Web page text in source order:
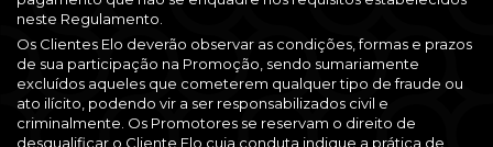
neste Regulamento.
Os Clientes Elo deverão observar as condições, formas e prazos
de sua participação na Promoção, sendo sumariamente
excluídos aqueles que cometerem qualquer tipo de fraude ou
ato ilícito, podendo vir a ser responsabilizados civil e
criminalmente. Os Promotores se reservam o direito de
desqualificar o Cliente Elo cuja conduta indique a prática de